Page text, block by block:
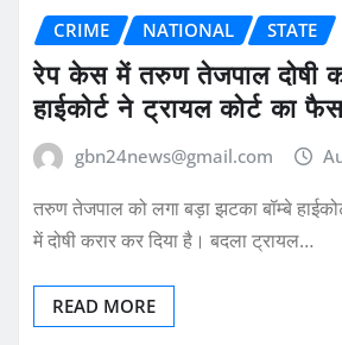
CRIME NATIONAL STATE
रेप केस में तरुण तेजपाल दोषी
हाईकोर्ट ने ट्रायल कोर्ट का
gbn24news@gmail.com
तरुण तेजपाल को लगा बड़ा झटका बॉम्बे
में दोषी करार कर दिया है। बदला ट्रायल…
READ MORE